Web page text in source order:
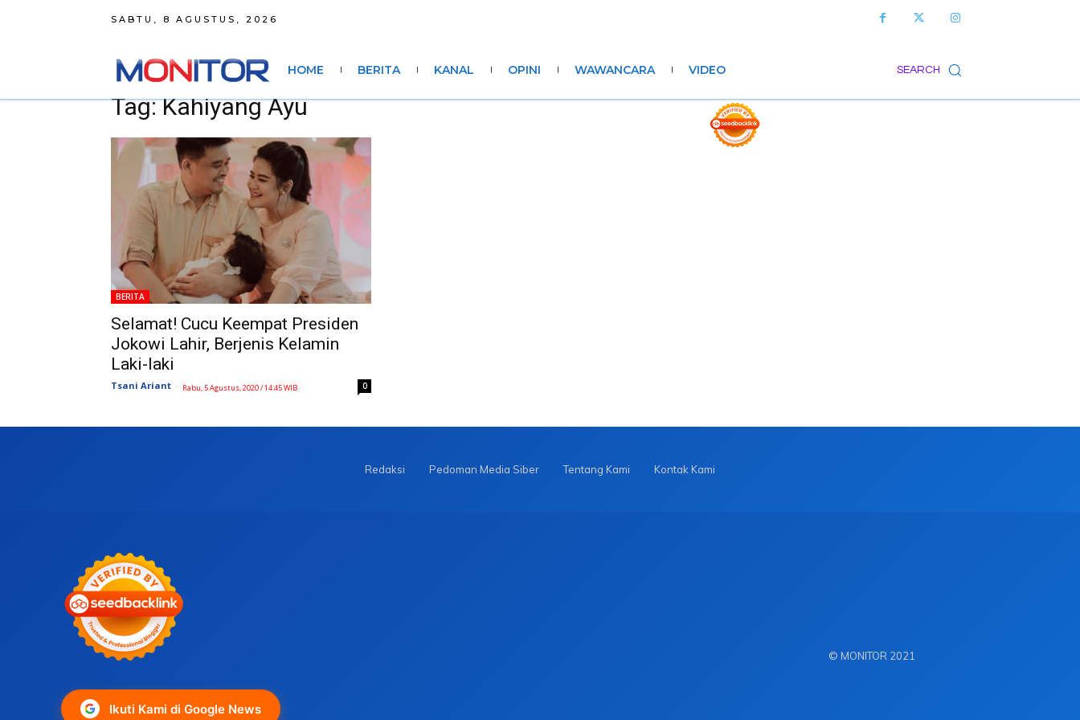
SABTU, 8 AGUSTUS, 2026
SEARCH
HOME BERITA KANAL OPINI WAWANCARA VIDEO
Tag: Kahiyang Ayu
BERITA
Selamat! Cucu Keempat Presiden
Jokowi Lahir, Berjenis Kelamin
Laki-laki
Tsani Ariant - Rabu, 5 Agustus, 2020 / 14:45 WIB 0
Redaksi Pedoman Media Siber Tentang Kami Kontak Kami
Ikuti Kami di Google News
© MONITOR 2021